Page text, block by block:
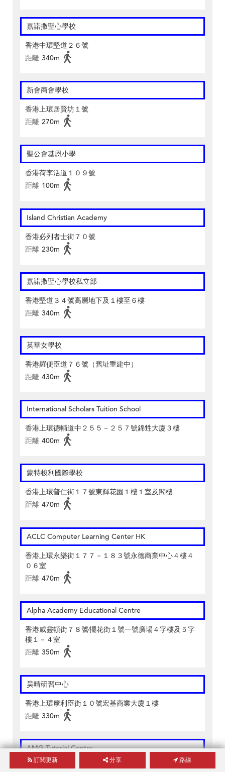
嘉諾撒聖心學校
香港中環堅道２６號
距離 340m
新會商會學校
香港上環居賢坊１號
距離 270m
聖公會基恩小學
香港荷李活道１０９號
距離 100m
Island Christian Academy
香港必列者士街７０號
距離 230m
嘉諾撒聖心學校私立部
香港堅道３４號高層地下及１樓至６樓
距離 340m
英華女學校
香港羅便臣道７６號（舊址重建中）
距離 430m
International Scholars Tuition School
香港上環德輔道中２５５－２５７號錦甡大廈３樓
距離 400m
蒙特梭利國際學校
香港上環普仁街１７號東輝花園１樓１室及閣樓
距離 470m
ACLC Computer Learning Center HK
香港上環永樂街１７７－１８３號永德商業中心４樓４
０６室
距離 470m
Alpha Academy Educational Centre
香港威靈頓街７８號∕擺花街１號一號廣場４字樓及５字
樓１－４室
距離 350m
昊晴研習中心
香港上環摩利臣街１０號宏基商業大廈１樓
距離 330m
AMG Tutorial Centre
香港皇后大道中７９－８３號萬興商業大廈３樓
訂閱更新 分享 路線